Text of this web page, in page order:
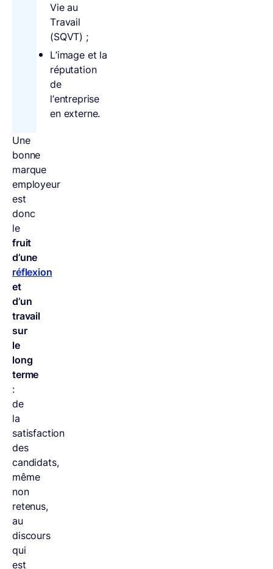
Vie au
Travail
(SQVT) ;
L’image et la
réputation
de
l’entreprise
en externe.
Une
bonne
marque
employeur
est
donc
le
fruit
d’une
réflexion
et
d’un
travail
sur
le
long
terme
:
de
la
satisfaction
des
candidats,
même
non
retenus,
au
discours
qui
est